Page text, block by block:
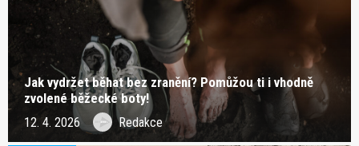
Jak vydržet běhat bez zranění? Pomůžou ti i vhodně
zvolené běžecké boty!
12. 4. 2026 Redakce